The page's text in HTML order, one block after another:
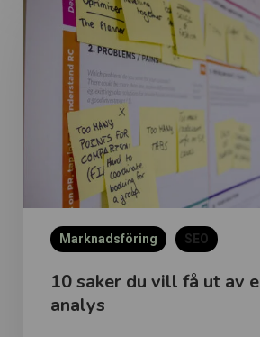
Marknadsföring SEO
10 saker du vill få ut av
analys